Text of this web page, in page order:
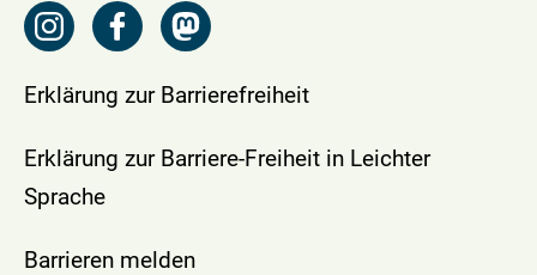
Erklärung zur Barrierefreiheit
Erklärung zur Barriere-Freiheit in Leichter
Sprache
Barrieren melden